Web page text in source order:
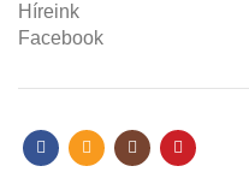
Híreink
Facebook